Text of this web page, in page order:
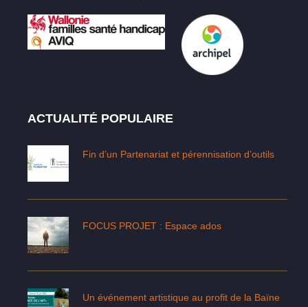
ACTUALITÉ POPULAIRE
Fin d’un Partenariat et pérennisation d’outils
FOCUS PROJET : Espace ados
Un événement artistique au profit de la Baïne